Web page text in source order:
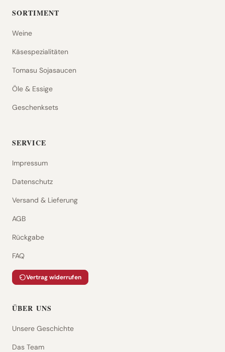
SORTIMENT
Weine
Käsespezialitäten
Tomasu Sojasaucen
Öle & Essige
Geschenksets
SERVICE
Impressum
Datenschutz
Versand & Lieferung
AGB
Rückgabe
FAQ
Vertrag widerrufen
ÜBER UNS
Unsere Geschichte
Das Team